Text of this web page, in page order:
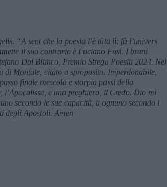
“A sent che la poesia l’è tüta lì: fà l’univers
il suo contrario è Luciano Fusi. I brani
Dal Bianco, Premio Strega Poesia 2024. Nel
di Montale, citato a sproposito. Imperdonabile,
finale mescola e storpia passi della
e una preghiera, il Credo. Dio mi
secondo le sue capacità , a ognuno secondo i
degli Apostoli. Amen